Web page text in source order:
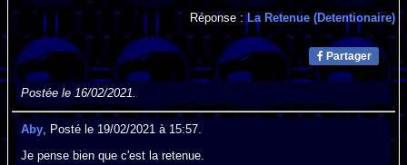
Réponse :La Retenue (Detentionaire)
Partager
Postée le 16/02/2021.
Aby, Posté le 19/02/2021 à 15:57.
Je pense bien que c'est la retenue.